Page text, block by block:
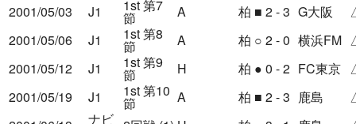
2001/05/03
J1 1st 第7
節 A 柏 ■ 2 - 3 G大阪
2001/05/06
J1 1st 第8
節 A 柏 ○ 2 - 0 横浜FM
2001/05/12
J1 1st 第9
節 H 柏 ● 0 - 2 FC東京
2001/05/19
J1 1st 第10
節 A 柏 ■ 2 - 3 鹿島
ナビ